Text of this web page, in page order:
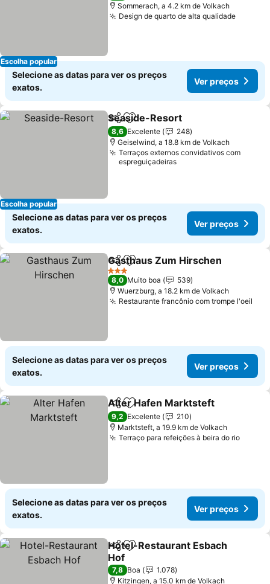
Escolha popular
Sommerach, a 4.2 km de Volkach
Design de quarto de alta qualidadeVer
Selecione as datas para ver os preços
exatos.
Ver preços
Escolha popular
PartilharAdicionar aos favoritos
Seaside-Resort
8,6 Excelente
248
Geiselwind, a 18.8 km de Volkach
Terraços externos convidativos com
espreguiçadeiras
Selecione as datas para ver os preços
exatos.
Ver preços
PartilharAdicionar aos favoritos
Gasthaus Zum Hirschen
3 Estrelas
8,0 Muito boa
539
Wuerzburg, a 18.2 km de Volkach
Restaurante francônio com trompe l'oeil
Selecione as datas para ver os preços
exatos.
Ver preços
PartilharAdicionar aos favoritos
Alter Hafen Marktsteft
9,2 Excelente
210
Marktsteft, a 19.9 km de Volkach
Terraço para refeições à beira do rioVer
Selecione as datas para ver os preços
exatos.
Ver preços
PartilharAdicionar aos favoritos
Hotel-Restaurant Esbach
Hof
Ver preços
7,8 Boa
1.078
Kitzingen, a 15.0 km de Volkach